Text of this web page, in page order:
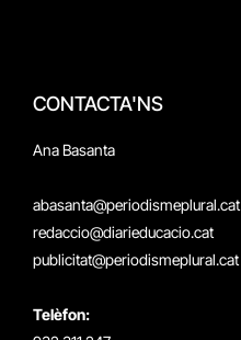
CONTACTA'NS
Ana Basanta
abasanta@periodismeplural.cat
redaccio@diarieducacio.cat
publicitat@periodismeplural.cat
Telèfon: